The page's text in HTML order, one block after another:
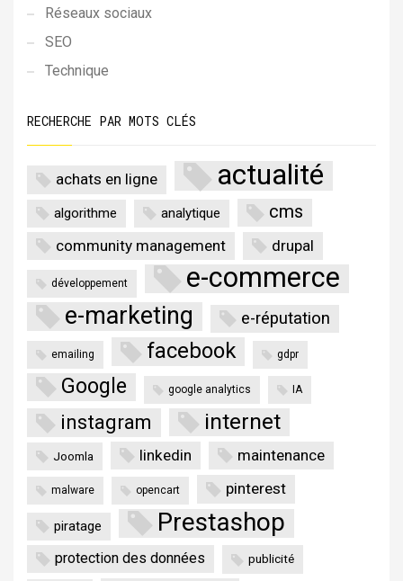
Réseaux sociaux
SEO
Technique
RECHERCHE PAR MOTS CLÉS
achats en ligne actualité
algorithme analytique cms
community management drupal
développement e-commerce
e-marketing e-réputation
emailing facebook gdpr
Google google analytics IA
instagram internet
Joomla linkedin maintenance
malware opencart pinterest
piratage Prestashop
protection des données publicité